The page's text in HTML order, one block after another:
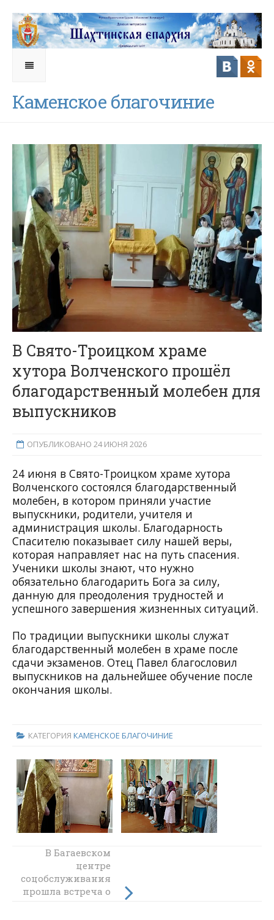
Каменское благочиние
В Свято-Троицком храме
хутора Волченского прошёл
благодарственный молебен для
выпускников
ОПУБЛИКОВАНО 24 ИЮНЯ 2026
24 июня в Свято-Троицком храме хутора
Волченского состоялся благодарственный
молебен, в котором приняли участие
выпускники, родители, учителя и
администрация школы. Благодарность
Спасителю показывает силу нашей веры,
которая направляет нас на путь спасения.
Ученики школы знают, что нужно
обязательно благодарить Бога за силу,
данную для преодоления трудностей и
успешного завершения жизненных ситуаций.
По традиции выпускники школы служат
благодарственный молебен в храме после
сдачи экзаменов. Отец Павел благословил
выпускников на дальнейшее обучение после
окончания школы.
КАТЕГОРИЯ КАМЕНСКОЕ БЛАГОЧИНИЕ
Священники
Александровск-
Грушевского
благочиния
В Багаевском
центре
соцобслуживания
прошла встреча о